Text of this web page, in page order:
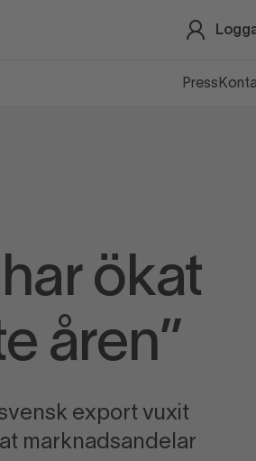
Press
ökat
åren”
export vuxit
marknadsandelar